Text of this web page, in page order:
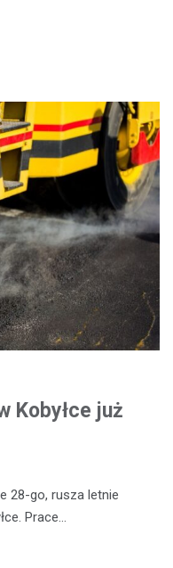
Kobyłce już
28-go, rusza letnie
Prace…